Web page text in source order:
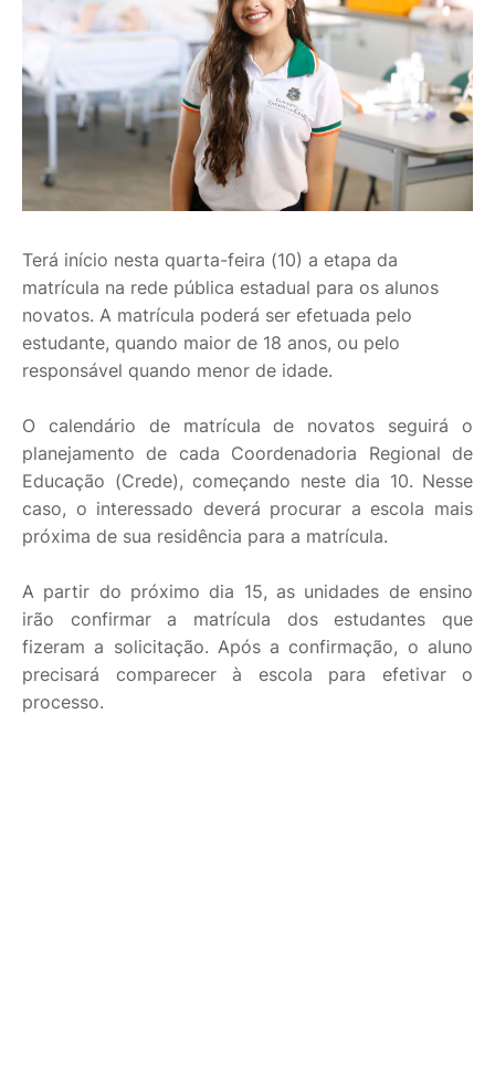
Terá início nesta quarta-feira (10) a etapa da
matrícula na rede pública estadual para os alunos
novatos. A matrícula poderá ser efetuada pelo
estudante, quando maior de 18 anos, ou pelo
responsável quando menor de idade.
O calendário de matrícula de novatos seguirá o
planejamento de cada Coordenadoria Regional de
Educação (Crede), começando neste dia 10. Nesse
caso, o interessado deverá procurar a escola mais
próxima de sua residência para a matrícula.
A partir do próximo dia 15, as unidades de ensino
irão confirmar a matrícula dos estudantes que
fizeram a solicitação. Após a confirmação, o aluno
precisará comparecer à escola para efetivar o
processo.